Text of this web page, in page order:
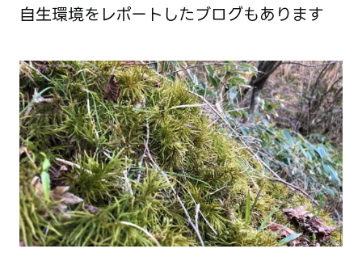
自生環境をレポートしたブログもあります